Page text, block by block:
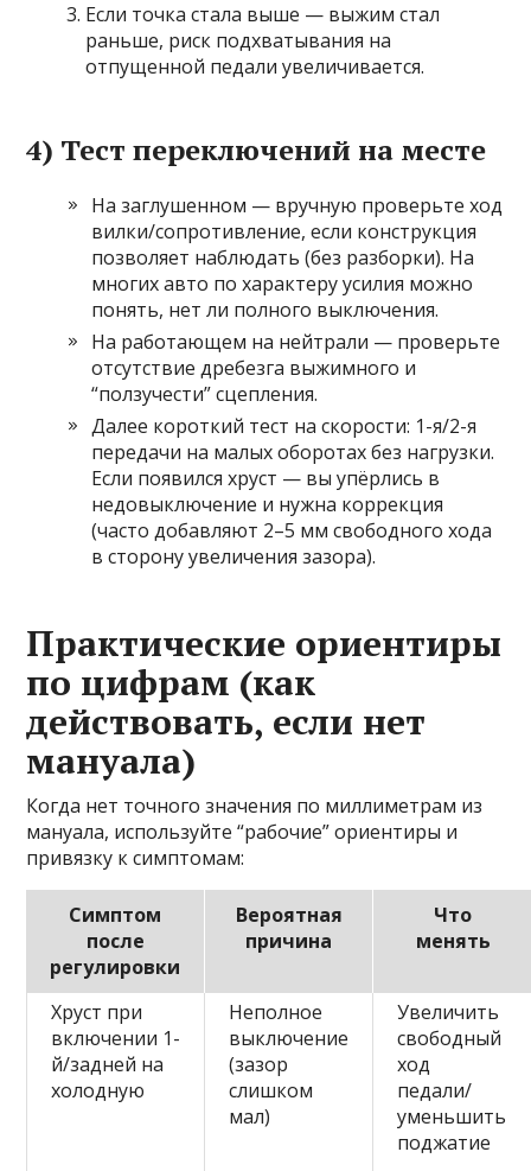
Если точка стала выше — выжим стал
раньше, риск подхватывания на
отпущенной педали увеличивается.
4) Тест переключений на месте
На заглушенном — вручную проверьте ход
вилки/сопротивление, если конструкция
позволяет наблюдать (без разборки). На
многих авто по характеру усилия можно
понять, нет ли полного выключения.
На работающем на нейтрали — проверьте
отсутствие дребезга выжимного и
“ползучести” сцепления.
Далее короткий тест на скорости: 1-я/2-я
передачи на малых оборотах без нагрузки.
Если появился хруст — вы упёрлись в
недовыключение и нужна коррекция
(часто добавляют 2–5 мм свободного хода
в сторону увеличения зазора).
Практические ориентиры
по цифрам (как
действовать, если нет
мануала)
Когда нет точного значения по миллиметрам из
мануала, используйте “рабочие” ориентиры и
привязку к симптомам:
Симптом
после
регулировки
Вероятная
причина
Что
менять
Хруст при
включении 1-
й/задней на
холодную
Неполное
выключение
(зазор
слишком
мал)
Увеличить
свободный
ход
педали/
уменьшить
поджатие